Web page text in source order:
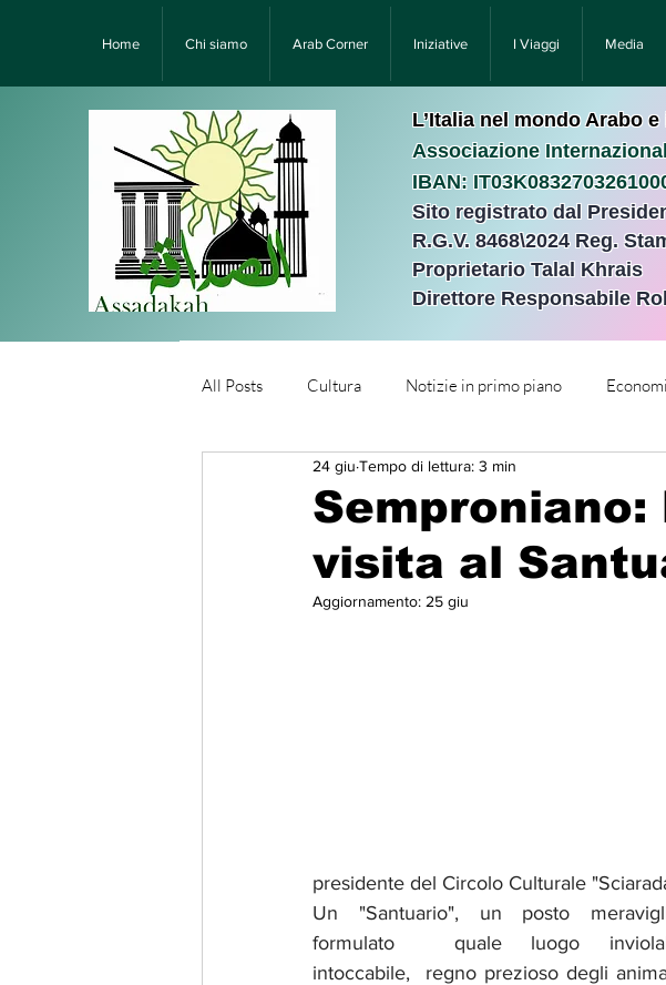
Home Chi siamo Arab Corner Iniziative I Viaggi Media
L’Italia nel mondo Arabo
Associazione
IBAN:
Sito registrato dal
R.G.V. 8468\2024 Reg.
Proprietario Talal Khrais
Direttore Responsabile
All Posts Cultura Notizie in primo piano
Նորություններ/Notizie Armene
Migrazione e Rifugiati Sport Solidarietà
visita al
24 giu Tempo di lettura: 3 min
Aggiornamento: 25 giu
presidente del Circolo Culturale
Un "Santuario", un posto
formulato  quale luogo
intoccabile,  regno prezioso degli